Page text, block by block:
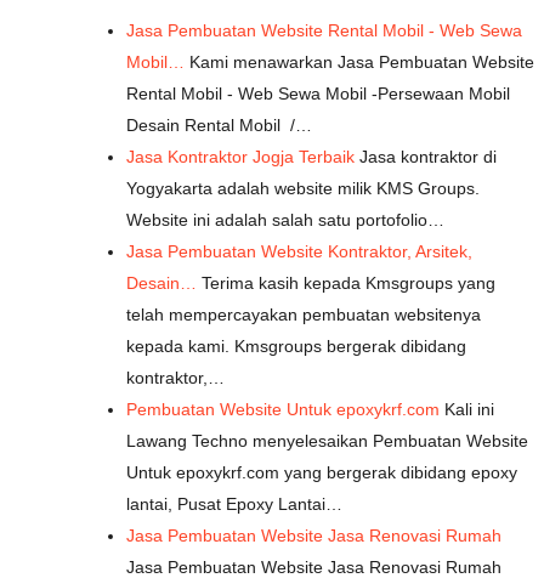
Jasa Pembuatan Website Rental Mobil - Web Sewa
Mobil…
Kami menawarkan Jasa Pembuatan Website
Rental Mobil - Web Sewa Mobil -Persewaan Mobil
Desain Rental Mobil /…
Jasa Kontraktor Jogja Terbaik Jasa kontraktor di
Yogyakarta adalah website milik KMS Groups.
Website ini adalah salah satu portofolio…
Jasa Pembuatan Website Kontraktor, Arsitek,
Desain…
Terima kasih kepada Kmsgroups yang
telah mempercayakan pembuatan websitenya
kepada kami. Kmsgroups bergerak dibidang
kontraktor,…
Pembuatan Website Untuk epoxykrf.com Kali ini
Lawang Techno menyelesaikan Pembuatan Website
Untuk epoxykrf.com yang bergerak dibidang epoxy
lantai, Pusat Epoxy Lantai…
Jasa Pembuatan Website Jasa Renovasi Rumah
Jasa Pembuatan Website Jasa Renovasi Rumah